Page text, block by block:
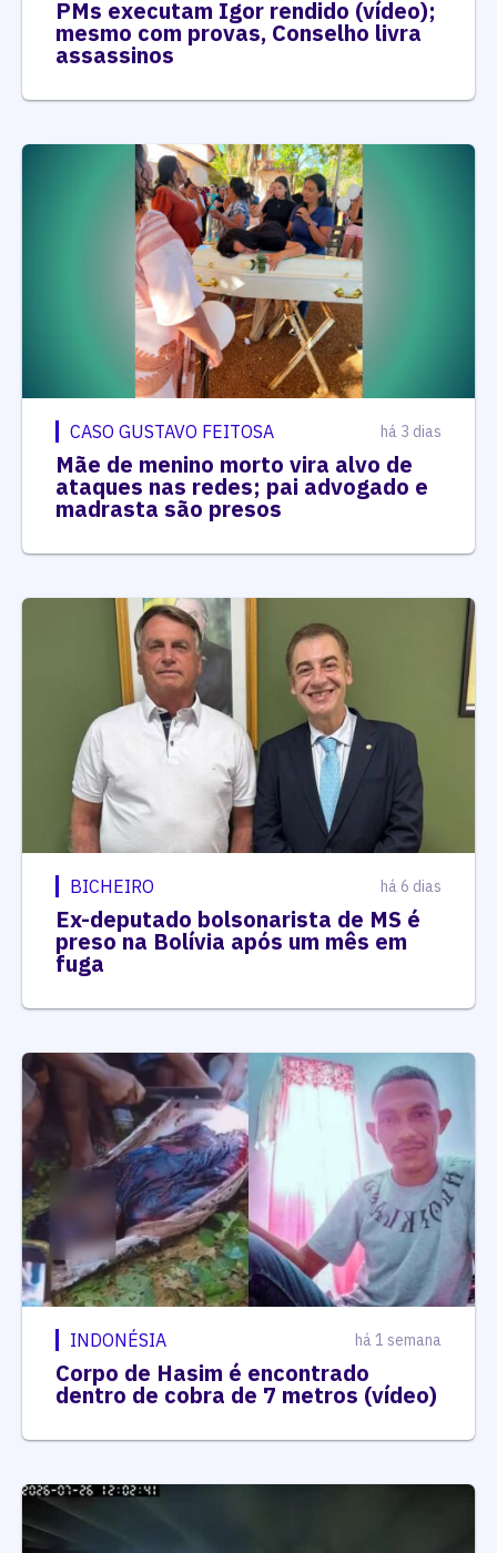
PMs executam Igor rendido (vídeo);
mesmo com provas, Conselho livra
assassinos
CASO GUSTAVO FEITOSA há 3 dias
Mãe de menino morto vira alvo de
ataques nas redes; pai advogado e
madrasta são presos
BICHEIRO há 6 dias
Ex-deputado bolsonarista de MS é
preso na Bolívia após um mês em
fuga
INDONÉSIA há 1 semana
Corpo de Hasim é encontrado
dentro de cobra de 7 metros (vídeo)